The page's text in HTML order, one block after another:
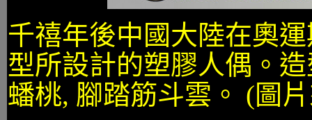
千禧年後中國大陸在奧
型所設計的塑膠人偶。
蟠桃, 腳踏筋斗雲。 (圖